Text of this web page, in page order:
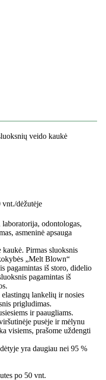
veido kaukė
dėžutėje
odontologas,
asmeninė apsauga
Pirmas sluoksnis
„Melt Blown“
pagamintas iš storo, didelio
pagamintas iš
lankelių ir nosies
prigludimas.
ir paaugliams.
pusėje ir mėlynu
visiems, prašome uždengti
yra daugiau nei 95 %
po 50 vnt.